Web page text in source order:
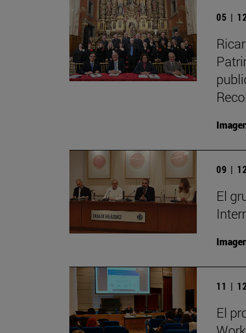
05 |
09 |
El
11 |
El